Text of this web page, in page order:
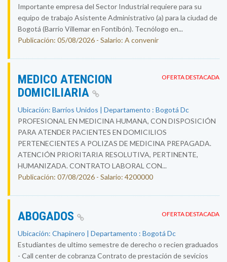
Importante empresa del Sector Industrial requiere para su
equipo de trabajo Asistente Administrativo (a) para la ciudad de
Bogotá (Barrio Villemar en Fontibón). Tecnólogo en...
Publicación: 05/08/2026 - Salario: A convenir
OFERTA DESTACADA
MEDICO ATENCION
DOMICILIARIA
Ubicación: Barrios Unidos | Departamento : Bogotá Dc
PROFESIONAL EN MEDICINA HUMANA, CON DISPOSICIÓN
PARA ATENDER PACIENTES EN DOMICILIOS
PERTENECIENTES A POLIZAS DE MEDICINA PREPAGADA.
ATENCIÓN PRIORITARIA RESOLUTIVA, PERTINENTE,
HUMANIZADA. CONTRATO LABORAL CON...
Publicación: 07/08/2026 - Salario: 4200000
OFERTA DESTACADA
ABOGADOS
Ubicación: Chapinero | Departamento : Bogotá Dc
Estudiantes de ultimo semestre de derecho o recien graduados
- Call center de cobranza Contrato de prestación de sevicios